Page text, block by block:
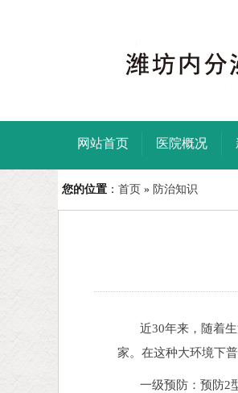
网站首页 医院概况
您的位置 ： 首页 » 防治知识
近30年来，随着生
家。在这种大环境下
一级预防：预防2型